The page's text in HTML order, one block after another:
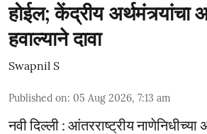
होईल; केंद्रीय
हवाल्याने दावा
Swapnil S
Published on: 05 Aug 2026, 7:13 am
नवी दिल्ली : आंतरराष्ट्रीय नाणेनिधीच्या